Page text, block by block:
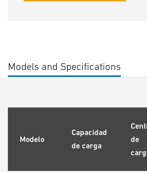
Models and Specifications
Modelo
Capacidad
de carga
de